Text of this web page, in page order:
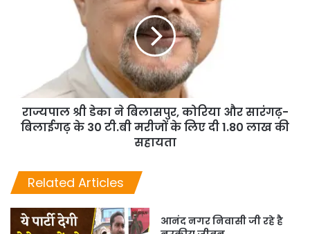
राज्यपाल श्री डेका ने बिलासपुर, कोरिया और सारंगढ़-
बिलाईगढ़ के 30 टी.बी मरीजों के लिए दी 1.80 लाख की
सहायता
Related Articles
आनंद नगर निवासी जी रहे है